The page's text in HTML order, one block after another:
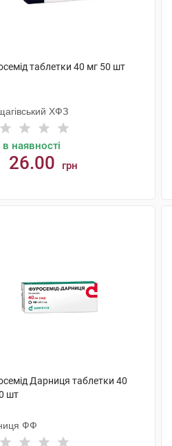
таблетки 40 мг 50 шт
ХФЗ
наявності
26.00 грн
Дарниця таблетки 40
шт
ФФ